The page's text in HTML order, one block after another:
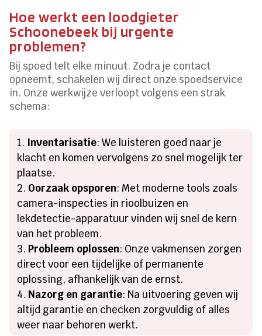
Hoe werkt een loodgieter
Schoonebeek bij urgente
problemen?
Bij spoed telt elke minuut. Zodra je contact
opneemt, schakelen wij direct onze spoedservice
in. Onze werkwijze verloopt volgens een strak
schema:
Inventarisatie: We luisteren goed naar je
klacht en komen vervolgens zo snel mogelijk ter
plaatse.
Oorzaak opsporen: Met moderne tools zoals
camera-inspecties in rioolbuizen en
lekdetectie-apparatuur vinden wij snel de kern
van het probleem.
Probleem oplossen: Onze vakmensen zorgen
direct voor een tijdelijke of permanente
oplossing, afhankelijk van de ernst.
Nazorg en garantie: Na uitvoering geven wij
altijd garantie en checken zorgvuldig of alles
weer naar behoren werkt.